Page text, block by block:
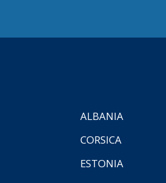
ALBANIA
CORSICA
ESTONIA